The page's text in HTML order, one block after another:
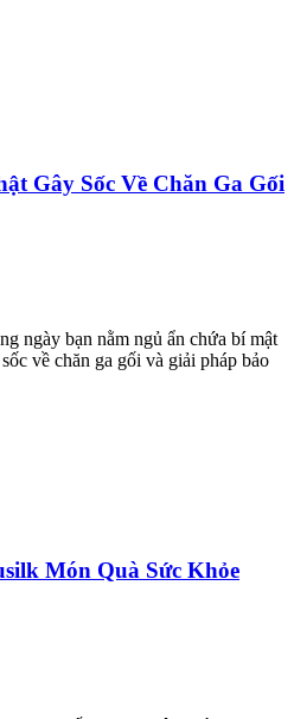
Gây Sốc Về Chăn Ga Gối
ngày bạn nằm ngủ ẩn chứa bí mật
về chăn ga gối và giải pháp bảo
Món Quà Sức Khỏe